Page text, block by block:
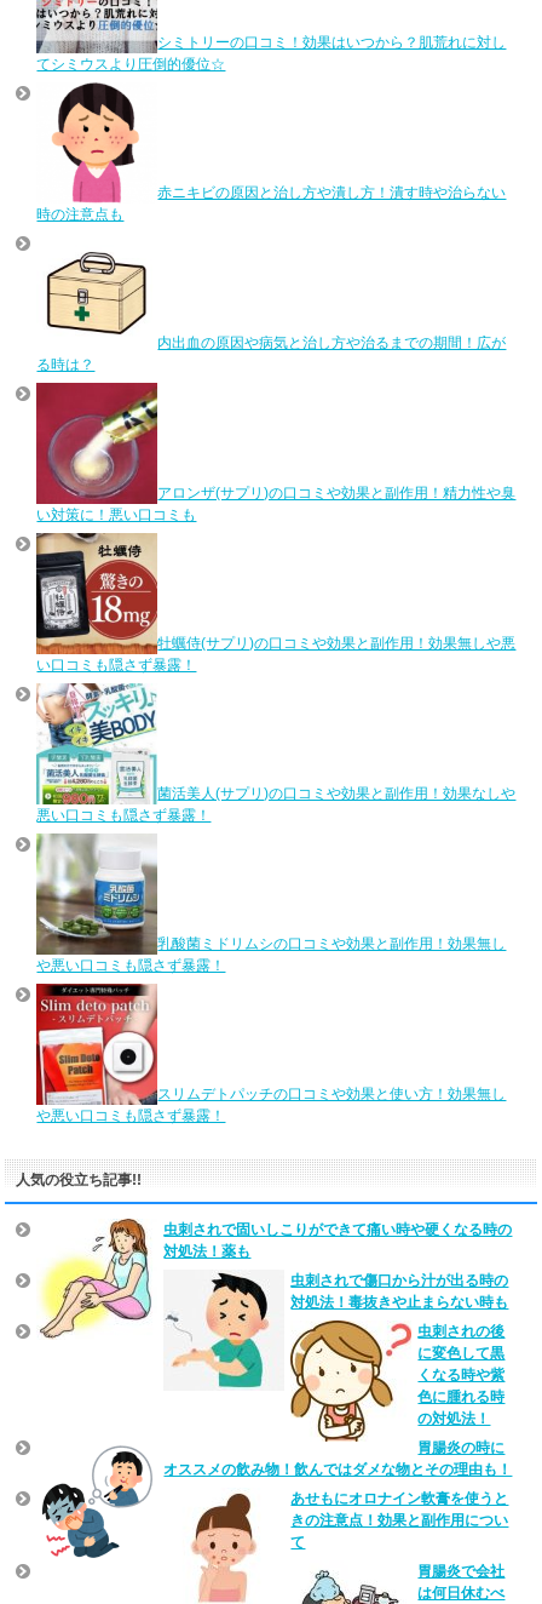
シミトリーの口コミ！効果はいつから？肌荒れに対し
てシミウスより圧倒的優位☆
赤ニキビの原因と治し方や潰し方！潰す時や治らない
時の注意点も
内出血の原因や病気と治し方や治るまでの期間！広が
る時は？
アロンザ(サプリ)の口コミや効果と副作用！精力性や臭
い対策に！悪い口コミも
牡蠣侍(サプリ)の口コミや効果と副作用！効果無しや悪
い口コミも隠さず暴露！
菌活美人(サプリ)の口コミや効果と副作用！効果なしや
悪い口コミも隠さず暴露！
乳酸菌ミドリムシの口コミや効果と副作用！効果無し
や悪い口コミも隠さず暴露！
スリムデトパッチの口コミや効果と使い方！効果無し
や悪い口コミも隠さず暴露！
人気の役立ち記事!!
虫刺されで固いしこりができて痛い時や硬くなる時の
対処法！薬も
虫刺されで傷口から汁が出る時の
対処法！毒抜きや止まらない時も
虫刺されの後
に変色して黒
くなる時や紫
色に腫れる時
の対処法！
胃腸炎の時に
オススメの飲み物！飲んではダメな物とその理由も！
あせもにオロナイン軟膏を使うと
きの注意点！効果と副作用につい
て
胃腸炎で会社
は何日休むべ